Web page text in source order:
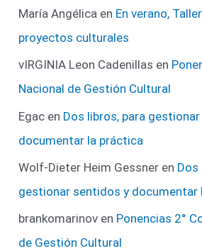
María Angélica en En verano,
proyectos culturales
vIRGINIA Leon Cadenillas en
Nacional de Gestión Cultural
Egac en Dos libros, para
documentar la práctica
Wolf-Dieter Heim Gessner en Dos
gestionar sentidos y documentar
brankomarinov en Ponencias 2°
de Gestión Cultural